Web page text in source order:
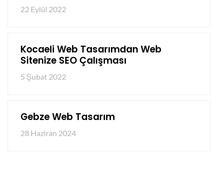
22 Eylül 2022
Kocaeli Web Tasarımdan Web
Sitenize SEO Çalışması
5 Şubat 2022
Gebze Web Tasarım
28 Haziran 2024